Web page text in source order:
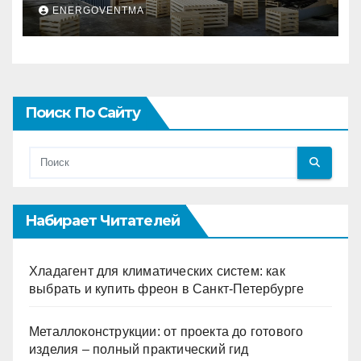
ENERGOVENTMA
Поиск По Сайту
Набирает Читателей
Хладагент для климатических систем: как
выбрать и купить фреон в Санкт-Петербурге
Металлоконструкции: от проекта до готового
изделия – полный практический гид